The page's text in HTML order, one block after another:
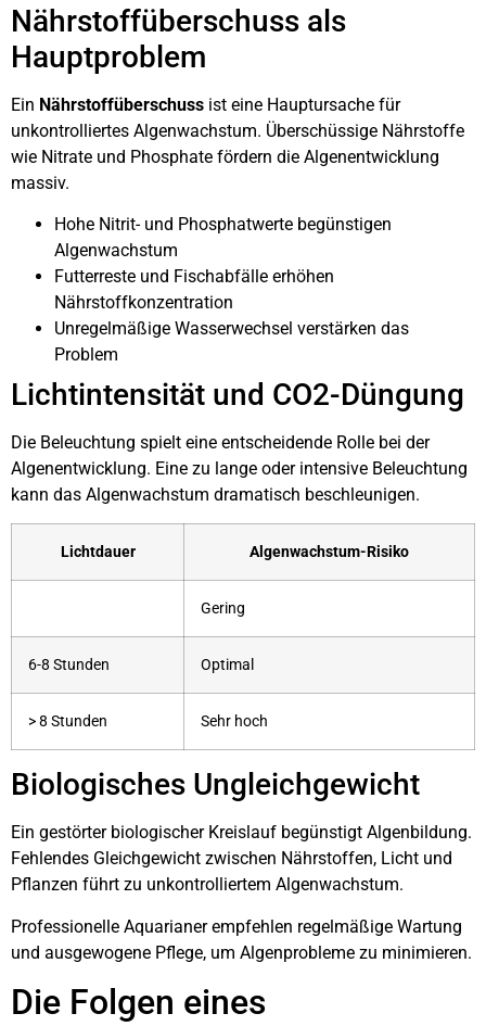
Nährstoffüberschuss als
Hauptproblem
Ein Nährstoffüberschuss ist eine Hauptursache für
unkontrolliertes Algenwachstum. Überschüssige Nährstoffe
wie Nitrate und Phosphate fördern die Algenentwicklung
massiv.
Hohe Nitrit- und Phosphatwerte begünstigen
Algenwachstum
Futterreste und Fischabfälle erhöhen
Nährstoffkonzentration
Unregelmäßige Wasserwechsel verstärken das
Problem
Lichtintensität und CO2-Düngung
Die Beleuchtung spielt eine entscheidende Rolle bei der
Algenentwicklung. Eine zu lange oder intensive Beleuchtung
kann das Algenwachstum dramatisch beschleunigen.
Lichtdauer Algenwachstum-Risiko
Gering
6-8 Stunden Optimal
> 8 Stunden Sehr hoch
Biologisches Ungleichgewicht
Ein gestörter biologischer Kreislauf begünstigt Algenbildung.
Fehlendes Gleichgewicht zwischen Nährstoffen, Licht und
Pflanzen führt zu unkontrolliertem Algenwachstum.
Professionelle Aquarianer empfehlen regelmäßige Wartung
und ausgewogene Pflege, um Algenprobleme zu minimieren.
Die Folgen eines